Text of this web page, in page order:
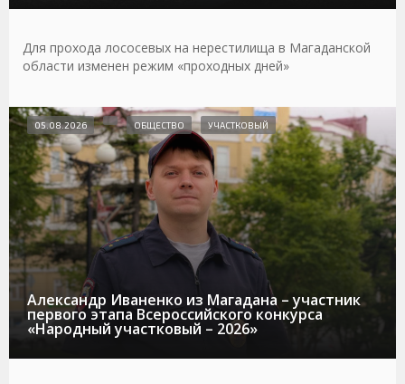
Для прохода лососевых на нерестилища в Магаданской
области изменен режим «проходных дней»
Александр Иваненко из Магадана – участник
первого этапа Всероссийского конкурса
«Народный участковый – 2026»
05.08.2026 ОБЩЕСТВО УЧАСТКОВЫЙ